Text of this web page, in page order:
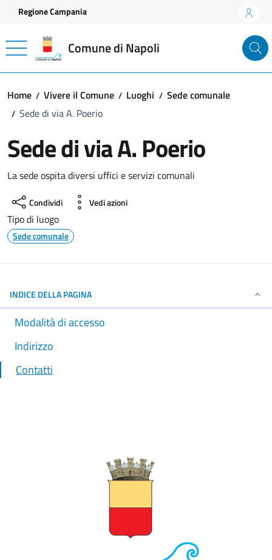
Vai ai contenuti
Vai al footer
Regione Campania
Comune di Napoli
Home Vivere il Comune Luoghi
Sede comunale
Sede di via A. Poerio
Sede di via A. Poerio
La sede ospita diversi uffici e servizi comunali
Condividi Vedi azioni
Tipo di luogo
Sede comunale
INDICE DELLA PAGINA
Modalità di accesso
Indirizzo
Contatti